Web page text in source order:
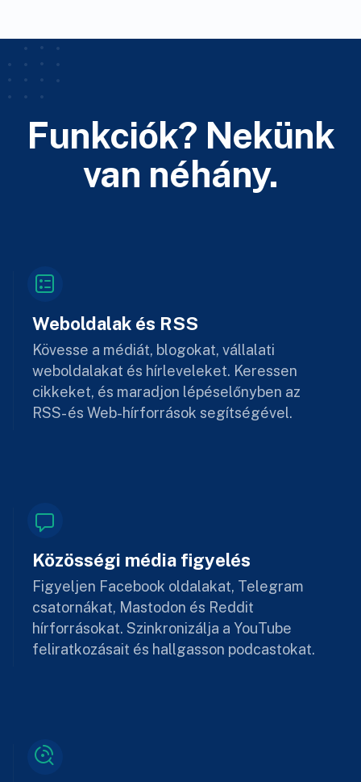
Funkciók? Nekünk
van néhány.
Weboldalak és RSS
Kövesse a médiát, blogokat, vállalati
weboldalakat és hírleveleket. Keressen
cikkeket, és maradjon lépéselőnyben az
RSS- és Web-hírforrások segítségével.
Közösségi média figyelés
Figyeljen Facebook oldalakat, Telegram
csatornákat, Mastodon és Reddit
hírforrásokat. Szinkronizálja a YouTube
feliratkozásait és hallgasson podcastokat.